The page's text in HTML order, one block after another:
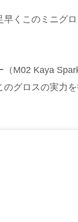
早くこのミニグ
M02 Kaya
グロスの実力